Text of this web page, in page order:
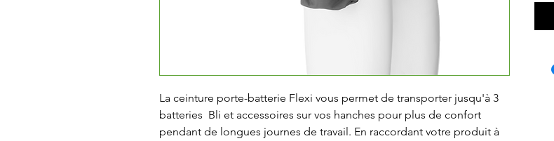
La ceinture porte-batterie Flexi vous permet de transporter jusqu'à 3
batteries  Bli et accessoires sur vos hanches pour plus de confort
pendant de longues journes de travail. En raccordant votre produit à